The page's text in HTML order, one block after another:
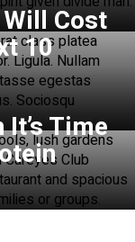
Cost
10
Time